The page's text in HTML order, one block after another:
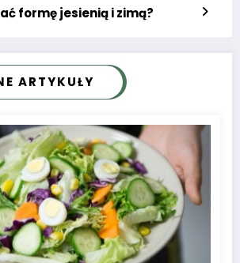
formę jesienią i zimą?
ARTYKUŁY